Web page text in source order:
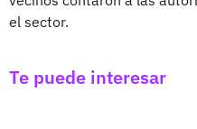
el sector.
Te puede interesar